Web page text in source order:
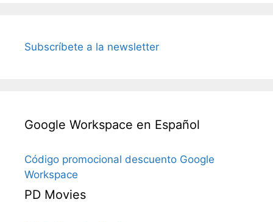
Subscríbete a la newsletter
Google Workspace en Español
Código promocional descuento Google
Workspace
PD Movies